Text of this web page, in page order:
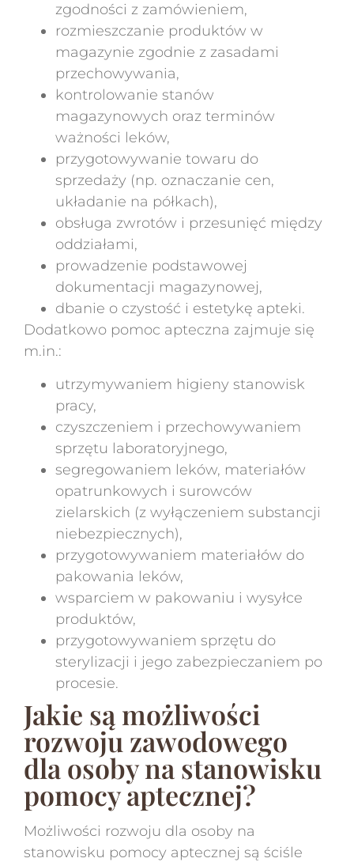
zgodności z zamówieniem,
rozmieszczanie produktów w
magazynie zgodnie z zasadami
przechowywania,
kontrolowanie stanów
magazynowych oraz terminów
ważności leków,
przygotowywanie towaru do
sprzedaży (np. oznaczanie cen,
układanie na półkach),
obsługa zwrotów i przesunięć między
oddziałami,
prowadzenie podstawowej
dokumentacji magazynowej,
dbanie o czystość i estetykę apteki.
Dodatkowo pomoc apteczna zajmuje się
m.in.:
utrzymywaniem higieny stanowisk
pracy,
czyszczeniem i przechowywaniem
sprzętu laboratoryjnego,
segregowaniem leków, materiałów
opatrunkowych i surowców
zielarskich (z wyłączeniem substancji
niebezpiecznych),
przygotowywaniem materiałów do
pakowania leków,
wsparciem w pakowaniu i wysyłce
produktów,
przygotowywaniem sprzętu do
sterylizacji i jego zabezpieczaniem po
procesie.
Jakie są możliwości
rozwoju zawodowego
dla osoby na stanowisku
pomocy aptecznej?
Możliwości rozwoju dla osoby na
stanowisku pomocy aptecznej są ściśle